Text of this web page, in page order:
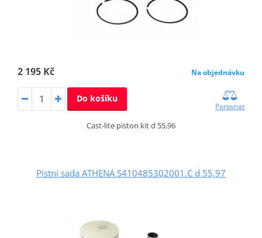
2 195 Kč Na objednávku
Do košíku
Porovnat
Cast-lite piston kit d 55,96
Pístní sada ATHENA S410485302001.C d 55,97